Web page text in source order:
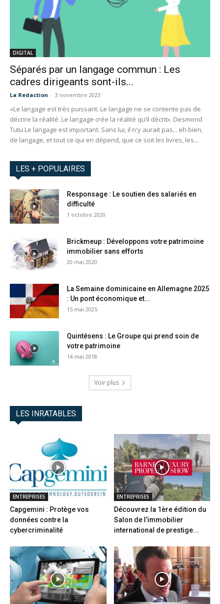
DIGITAL
Séparés par un langage commun : Les
cadres dirigeants sont-ils...
La Redaction - 3 novembre 2023
«Le langage est très puissant. Le langage ne se contente pas de
décrire la réalité. Le langage crée la réalité qu’il décrit». Desmond
Tutu Le langage est important. Sans lui, il n'y aurait pas... eh bien,
de langage, et tout ce qui en dépend, que ce soit les livres, les...
LES + POPULAIRES
Responsage : Le soutien des salariés en
difficulté
1 octobre 2020
Brickmeup : Développons votre patrimoine
immobilier sans efforts
20 mai 2020
La Semaine dominicaine en Allemagne 2025
: Un pont économique et...
15 mai 2025
Quintésens : Le Groupe qui prend soin de
votre patrimoine
14 mai 2018
Voir plus
LES INRATABLES
ENTREPRISES
Capgemini : Protège vos
données contre la
cybercriminalité
ENTREPRISES
Découvrez la 1ère édition du
Salon de l’immobilier
international de prestige...